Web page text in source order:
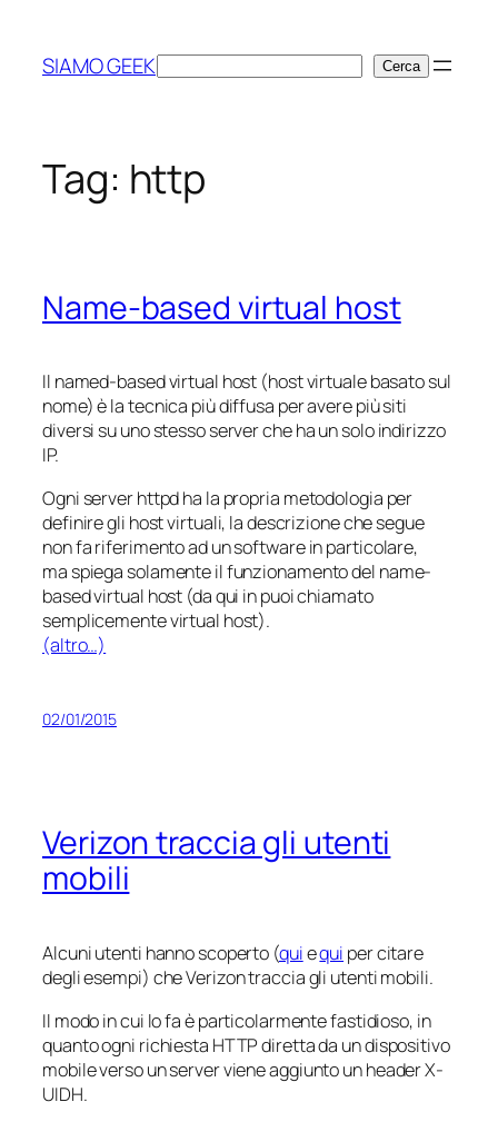
contenuto
SIAMO GEEKCerca Cerca
Tag: http
Name-based virtual host
Il named-based virtual host (host virtuale basato sul
nome) è la tecnica più diffusa per avere più siti
diversi su uno stesso server che ha un solo indirizzo
IP.
Ogni server httpd ha la propria metodologia per
definire gli host virtuali, la descrizione che segue
non fa riferimento ad un software in particolare,
ma spiega solamente il funzionamento del name-
based virtual host (da qui in puoi chiamato
semplicemente virtual host).
(altro…)
02/01/2015
Verizon traccia gli utenti
mobili
Alcuni utenti hanno scoperto (quiequi per citare
degli esempi) che Verizon traccia gli utenti mobili.
Il modo in cui lo fa è particolarmente fastidioso, in
quanto ogni richiesta HTTP diretta da un dispositivo
mobile verso un server viene aggiunto un header X-
UIDH.